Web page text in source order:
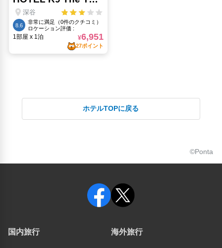
ホテルTOPに戻る
©Ponta
国内旅行 海外旅行